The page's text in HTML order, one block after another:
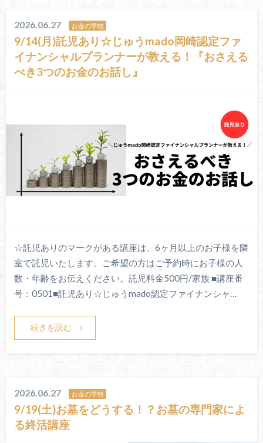
2026.06.27 お金の学校
9/14(月)託児あり☆じゅうmado岡崎認定ファ
イナンシャルプランナーが教える！『おさえる
べき3つのお金のお話し』
☆託児ありのマークがある講座は、6ヶ月以上のお子様を隣
室で託児いたします。ご希望の方はご予約時にお子様の人
数・年齢をお伝えください。託児料金500円/家族 ■講座番
号：0501■託児あり☆じゅうmado認定ファイナンシャ…
続きを読む
2026.06.27 お金の学校
9/19(土)お墓をどうする！？お墓の専門家によ
る終活講座